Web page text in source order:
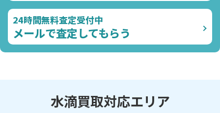
24時間無料査定受付中
メールで査定してもらう
水滴買取対応エリア